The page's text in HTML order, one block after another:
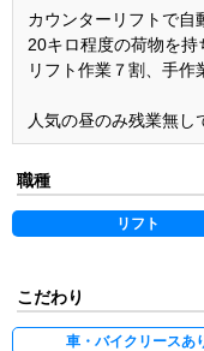
カウンターリフトで自
20キロ程度の荷物を持
リフト作業７割、手作
人気の昼のみ残業無し
職種
リフト
こだわり
車・バイクリースあ